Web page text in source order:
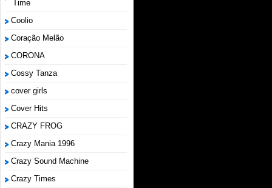
Time
Coolio
Coração Melão
CORONA
Cossy Tanza
cover girls
Cover Hits
CRAZY FROG
Crazy Mania 1996
Crazy Sound Machine
Crazy Times